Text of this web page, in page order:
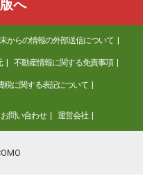
へ
からの情報の外部送信について
不動産情報に関する免責事項
税に関する表記について
お問い合わせ 運営会社